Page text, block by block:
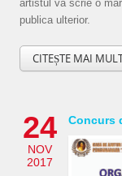
artistul va scrie o
publica ulterior.
CITEȘTE MAI
24
NOV
2017
Concurs